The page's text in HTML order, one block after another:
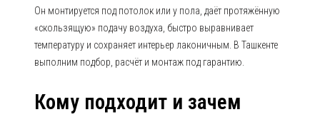
Он монтируется под потолок или у пола, даёт протяжённую
«скользящую» подачу воздуха, быстро выравнивает
температуру и сохраняет интерьер лаконичным. В Ташкенте
выполним подбор, расчёт и монтаж под гарантию.
Кому подходит и зачем